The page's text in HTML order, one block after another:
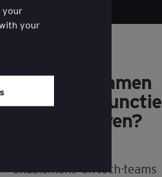
Klaar om samen
jouw salesfunctie
vorm te geven?
enablement- en tech-teams
your
your